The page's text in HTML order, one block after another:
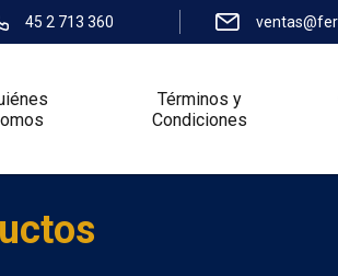
45 2 713 360
Términos y
Condiciones